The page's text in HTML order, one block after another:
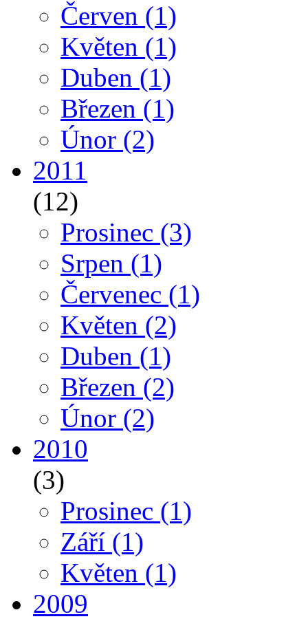
Červen (1)
Květen (1)
Duben (1)
Březen (1)
Únor (2)
2011
(12)
Prosinec (3)
Srpen (1)
Červenec (1)
Květen (2)
Duben (1)
Březen (2)
Únor (2)
2010
(3)
Prosinec (1)
Září (1)
Květen (1)
2009